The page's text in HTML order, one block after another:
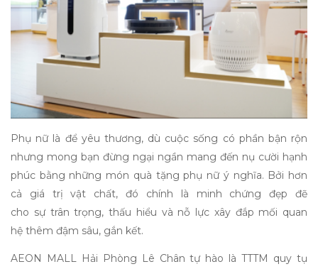
Phụ nữ là để yêu thương, dù cuộc sống có phần bận rộn
nhưng mong bạn đừng ngại ngần mang đến nụ cười hạnh
phúc bằng những món quà tặng phụ nữý nghĩa. Bởi hơn
cả giá trị vật chất,đó chính là minh chứng đẹp đẽ
cho sựtrân trọng, thấu hiểu và nỗ lực xây đắp mối quan
hệ thêm đậm sâu, gắn kết.
AEON MALL Hải Phòng Lê Chân tự hào là TTTM quy tụ